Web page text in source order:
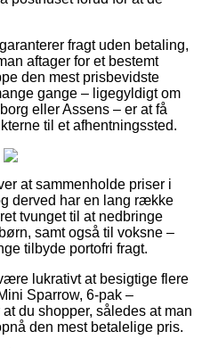
fragt uden betaling,
aftager for et bestemt
den mest prisbevidste
gange – ligegyldigt om
eller Assens – er at få
til et afhentningssted.
at sammenholde priser i
derved har en lang række
tvunget til at nedbringe
samt også til voksne –
tilbyde portofri fragt.
lukrativt at besigtige flere
Sparrow, 6-pak –
du shopper, således at man
den mest betalelige pris.